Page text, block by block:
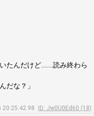
たんだけど......読み終わら
だな？」
ID: Jw0U0Ed60 (18)